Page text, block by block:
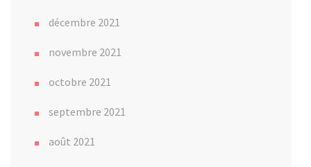
décembre 2021
novembre 2021
octobre 2021
septembre 2021
août 2021